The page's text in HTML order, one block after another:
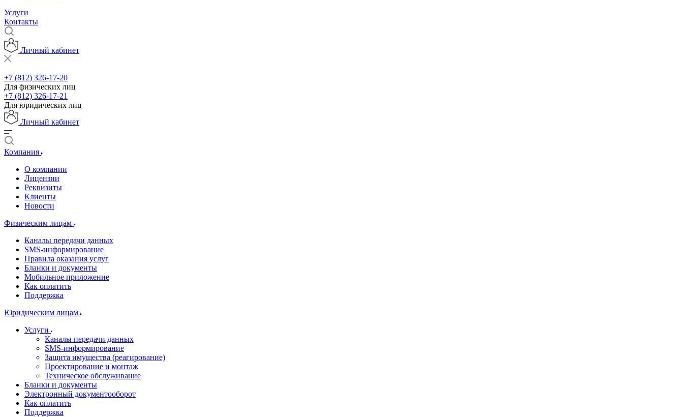
Услуги
Контакты
Личный кабинет
+7 (812) 326-17-20
Для физических лиц
+7 (812) 326-17-21
Для юридических лиц
Личный кабинет
Компания
О компании
Лицензии
Реквизиты
Клиенты
Новости
Физическим лицам
Каналы передачи данных
SMS-информирование
Правила оказания услуг
Бланки и документы
Мобильное приложение
Как оплатить
Поддержка
Юридическим лицам
Услуги
Каналы передачи данных
SMS-информирование
Защита имущества (реагирование)
Проектирование и монтаж
Техническое обслуживание
Бланки и документы
Электронный документооборот
Как оплатить
Поддержка